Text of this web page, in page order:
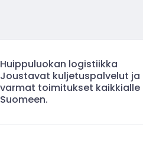
Huippuluokan logistiikka
Joustavat kuljetuspalvelut ja
varmat toimitukset kaikkialle
Suomeen.